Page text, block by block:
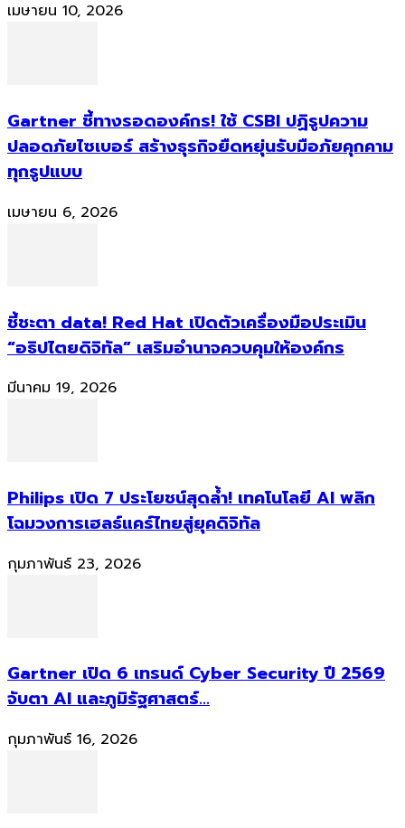
เมษายน 10, 2026
Gartner ชี้ทางรอดองค์กร! ใช้ CSBI ปฏิรูปความ
ปลอดภัยไซเบอร์ สร้างธุรกิจยืดหยุ่นรับมือภัยคุกคาม
ทุกรูปแบบ
เมษายน 6, 2026
ชี้ชะตา data! Red Hat เปิดตัวเครื่องมือประเมิน
“อธิปไตยดิจิทัล” เสริมอำนาจควบคุมให้องค์กร
มีนาคม 19, 2026
Philips เปิด 7 ประโยชน์สุดล้ำ! เทคโนโลยี AI พลิก
โฉมวงการเฮลธ์แคร์ไทยสู่ยุคดิจิทัล
กุมภาพันธ์ 23, 2026
Gartner เปิด 6 เทรนด์ Cyber Security ปี 2569
จับตา AI และภูมิรัฐศาสตร์...
กุมภาพันธ์ 16, 2026